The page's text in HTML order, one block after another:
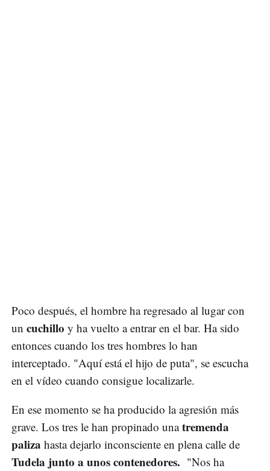
Poco después, el hombre ha regresado al lugar con
un cuchillo y ha vuelto a entrar en el bar. Ha sido
entonces cuando los tres hombres lo han
interceptado. "Aquí está el hijo de puta", se escucha
en el vídeo cuando consigue localizarle.
En ese momento se ha producido la agresión más
grave. Los tres le han propinado unatremenda
paliza hasta dejarlo inconsciente en plena calle de
Tudela junto a unos contenedores. "Nos ha